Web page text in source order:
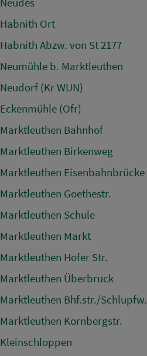
Habnith Ort
Habnith Abzw. von St 2177
Neumühle b. Marktleuthen
Neudorf (Kr WUN)
Eckenmühle (Ofr)
Marktleuthen Bahnhof
Marktleuthen Birkenweg
Marktleuthen Eisenbahnbrücke
Marktleuthen Goethestr.
Marktleuthen Schule
Marktleuthen Markt
Marktleuthen Hofer Str.
Marktleuthen Überbruck
Marktleuthen Bhf.str./Schlupfw.
Marktleuthen Kornbergstr.
Kleinschloppen